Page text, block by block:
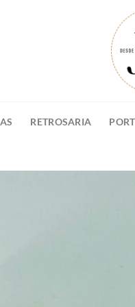
RETROSARIA